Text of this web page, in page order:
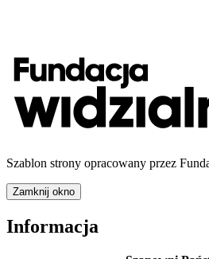
Szablon strony opracowany przez
Zamknij okno
Informacja